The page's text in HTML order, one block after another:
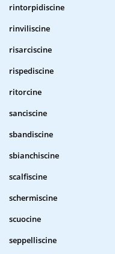
rintorpidiscine
rinviliscine
risarciscine
rispediscine
ritorcine
sanciscine
sbandiscine
sbianchiscine
scalfiscine
schermiscine
scuocine
seppelliscine